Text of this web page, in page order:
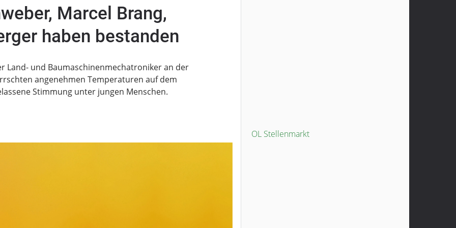
Marcel Brang,
haben bestanden
Land- und Baumaschinenmechatroniker an der
angenehmen Temperaturen auf dem
Stimmung unter jungen Menschen.
OL Stellenmarkt